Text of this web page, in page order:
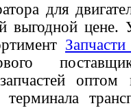
для
выгодной
терминала